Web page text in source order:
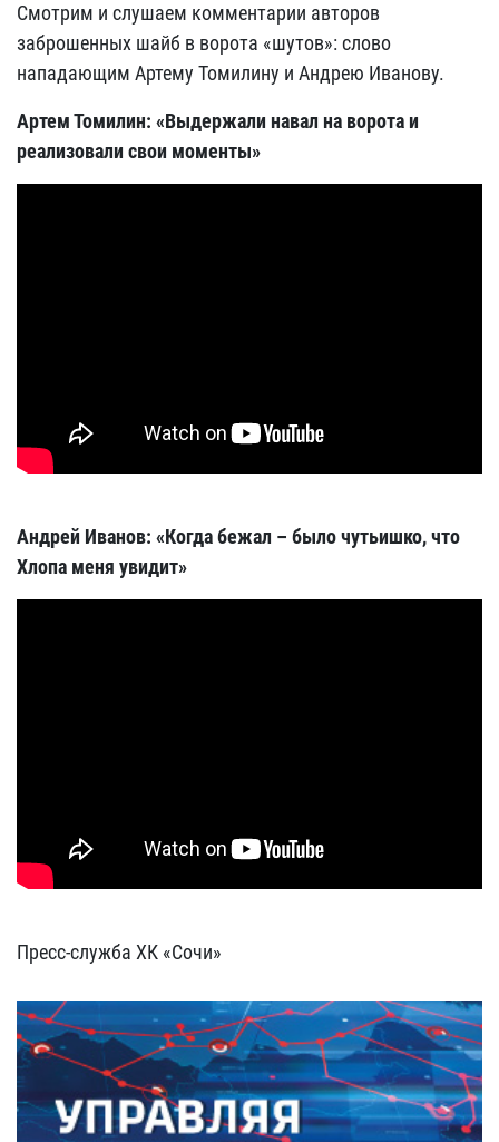
Смотрим и слушаем комментарии авторов
заброшенных шайб в ворота «шутов»: слово
нападающим Артему Томилину и Андрею Иванову.
Артем Томилин: «Выдержали навал на ворота и
реализовали свои моменты»
Андрей Иванов: «Когда бежал – было чутьишко, что
Хлопа меня увидит»
Пресс-служба ХК «Сочи»